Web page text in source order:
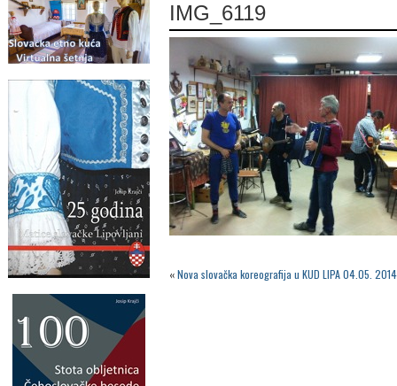
IMG_6119
«Nova slovačka koreografija u KUD LIPA 04.05.